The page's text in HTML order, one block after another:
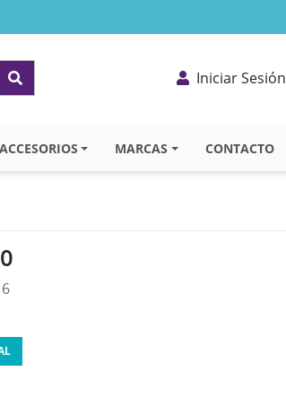
Iniciar Sesión
ACCESORIOS MARCAS CONTACTO